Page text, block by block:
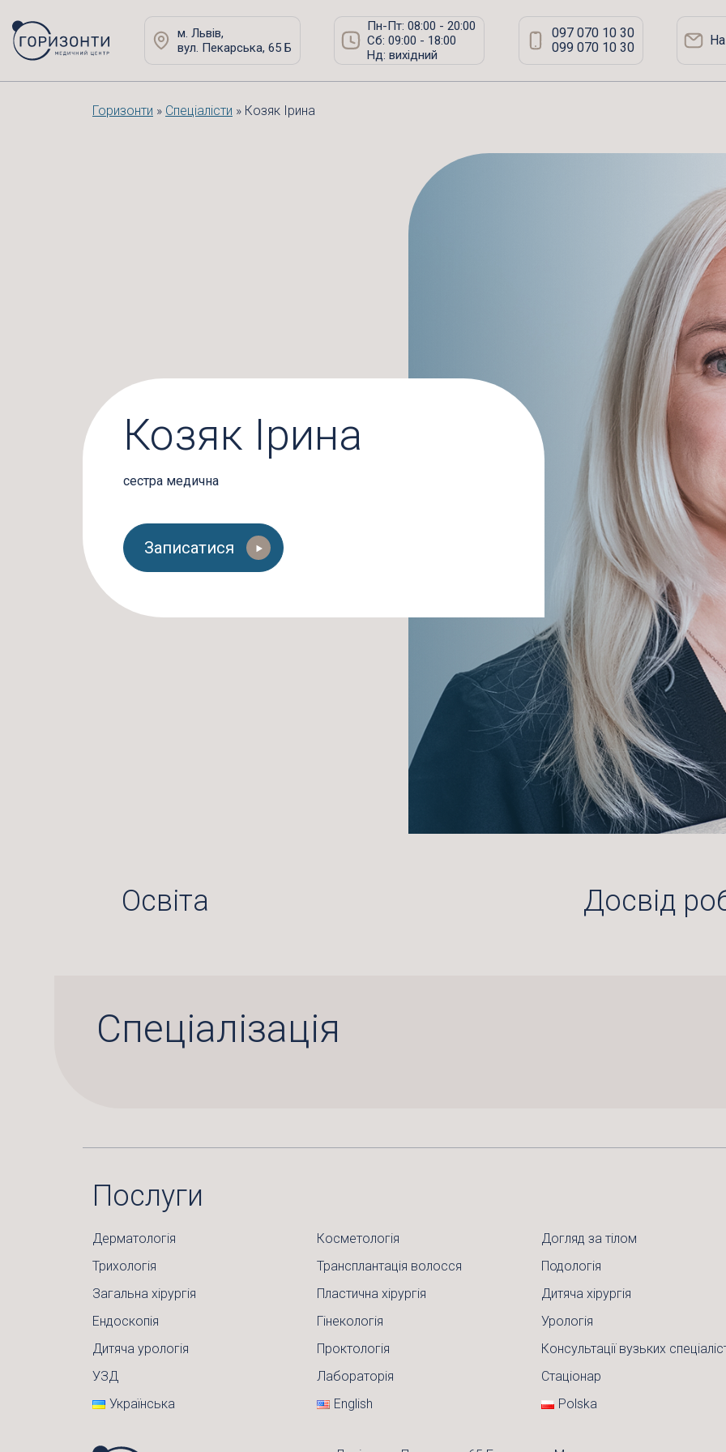
м. Львів,
вул. Пекарська, 65 Б
Пн-Пт: 08:00 - 20:00
Сб: 09:00 - 18:00
Нд: вихідний
097 070 10 30
099 070 10 30
Горизонти » Спеціалісти » Козяк Ірина
Козяк Ірина
сестра медична
Записатися
Освіта Досвід
Спеціалізація
Послуги
Дерматологія Косметологія
Догляд за тілом
Трихологія
Трансплантація волосся
Подологія
Загальна хірургія
Пластична хірургія
Дитяча хірургія
Ендоскопія
Гінекологія
Урологія
Дитяча урологія
Проктологія
Консультації вузьких
УЗД
Лабораторія
Стаціонар
Українська
English Polska